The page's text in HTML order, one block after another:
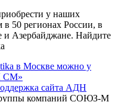
у наших
50 регионах России, в
и Азербайджане. Найдите
в Москве можно у
СМ»
сайта АДН
группы компаний СОЮЗ-М